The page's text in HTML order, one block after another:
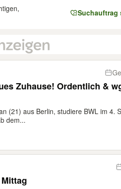
Suchauftrag
Zuhause! Ordentlich &
(21) aus Berlin, studiere BWL im 4.
dem...